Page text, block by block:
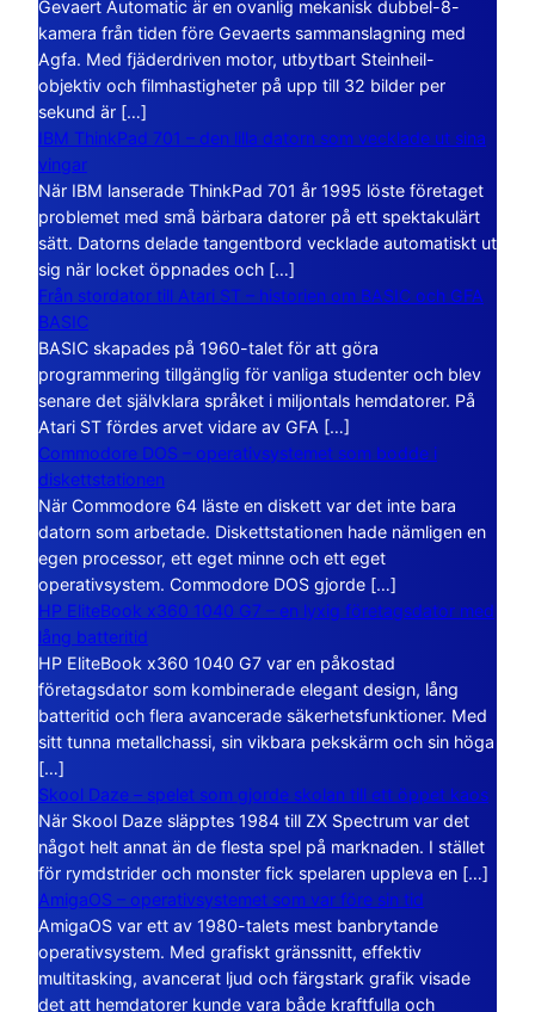
Gevaert Automatic är en ovanlig mekanisk dubbel-8-
kamera från tiden före Gevaerts sammanslagning med
Agfa. Med fjäderdriven motor, utbytbart Steinheil-
objektiv och filmhastigheter på upp till 32 bilder per
sekund är […]
IBM ThinkPad 701 – den lilla datorn som vecklade ut sina
vingar
När IBM lanserade ThinkPad 701 år 1995 löste företaget
problemet med små bärbara datorer på ett spektakulärt
sätt. Datorns delade tangentbord vecklade automatiskt ut
sig när locket öppnades och […]
Från stordator till Atari ST – historien om BASIC och GFA
BASIC
BASIC skapades på 1960-talet för att göra
programmering tillgänglig för vanliga studenter och blev
senare det självklara språket i miljontals hemdatorer. På
Atari ST fördes arvet vidare av GFA […]
Commodore DOS – operativsystemet som bodde i
diskettstationen
När Commodore 64 läste en diskett var det inte bara
datorn som arbetade. Diskettstationen hade nämligen en
egen processor, ett eget minne och ett eget
operativsystem. Commodore DOS gjorde […]
HP EliteBook x360 1040 G7 – en lyxig företagsdator med
lång batteritid
HP EliteBook x360 1040 G7 var en påkostad
företagsdator som kombinerade elegant design, lång
batteritid och flera avancerade säkerhetsfunktioner. Med
sitt tunna metallchassi, sin vikbara pekskärm och sin höga
[…]
Skool Daze – spelet som gjorde skolan till ett öppet kaos
När Skool Daze släpptes 1984 till ZX Spectrum var det
något helt annat än de flesta spel på marknaden. I stället
för rymdstrider och monster fick spelaren uppleva en […]
AmigaOS – operativsystemet som var före sin tid
AmigaOS var ett av 1980-talets mest banbrytande
operativsystem. Med grafiskt gränssnitt, effektiv
multitasking, avancerat ljud och färgstark grafik visade
det att hemdatorer kunde vara både kraftfulla och